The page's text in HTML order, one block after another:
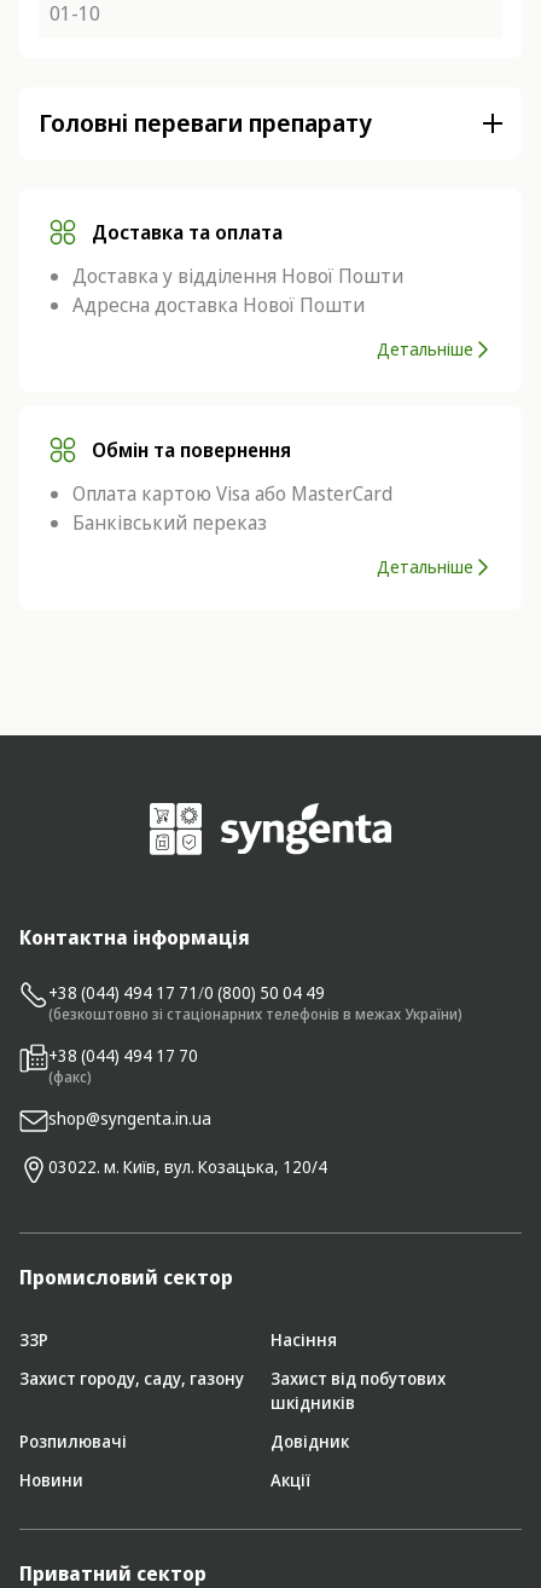
01-10
Головні переваги препарату
Доставка та оплата
Доставка у відділення Нової Пошти
Адресна доставка Нової Пошти
Детальніше
Обмін та повернення
Оплата картою Visa або MasterCard
Банківський переказ
Детальніше
Контактна інформація
+38 (044) 494 17 71/0 (800) 50 04 49
(безкоштовно зі стаціонарних телефонів в межах України)
+38 (044) 494 17 70
(факс)
shop@syngenta.in.ua
03022. м. Київ, вул. Козацька, 120/4
Промисловий сектор
ЗЗР
Насіння
Захист городу, саду, газону
Захист від побутових
шкідників
Розпилювачі
Довідник
Новини
Акції
Приватний сектор